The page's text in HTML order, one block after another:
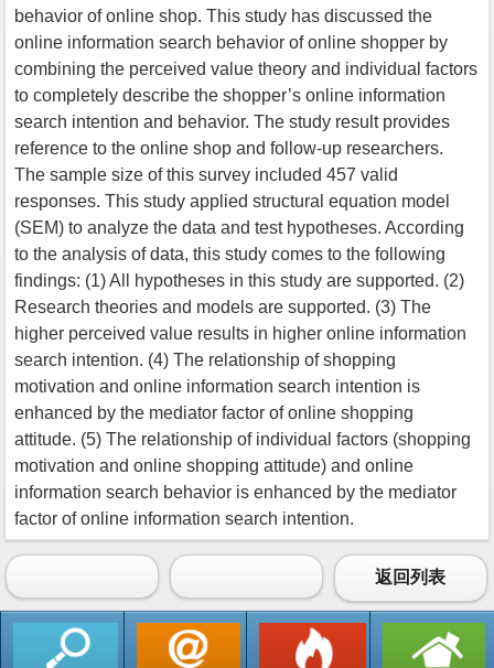
behavior of online shop. This study has discussed the
online information search behavior of online shopper by
combining the perceived value theory and individual factors
to completely describe the shopper’s online information
search intention and behavior. The study result provides
reference to the online shop and follow-up researchers.
The sample size of this survey included 457 valid
responses. This study applied structural equation model
(SEM) to analyze the data and test hypotheses. According
to the analysis of data, this study comes to the following
findings: (1) All hypotheses in this study are supported. (2)
Research theories and models are supported. (3) The
higher perceived value results in higher online information
search intention. (4) The relationship of shopping
motivation and online information search intention is
enhanced by the mediator factor of online shopping
attitude. (5) The relationship of individual factors (shopping
motivation and online shopping attitude) and online
information search behavior is enhanced by the mediator
factor of online information search intention.
返回列表